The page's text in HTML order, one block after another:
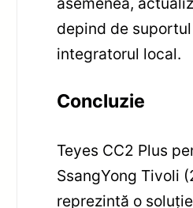
depind de
integratorul local.
Concluzie
Teyes CC2 Plus
SsangYong Tivoli
reprezintă o